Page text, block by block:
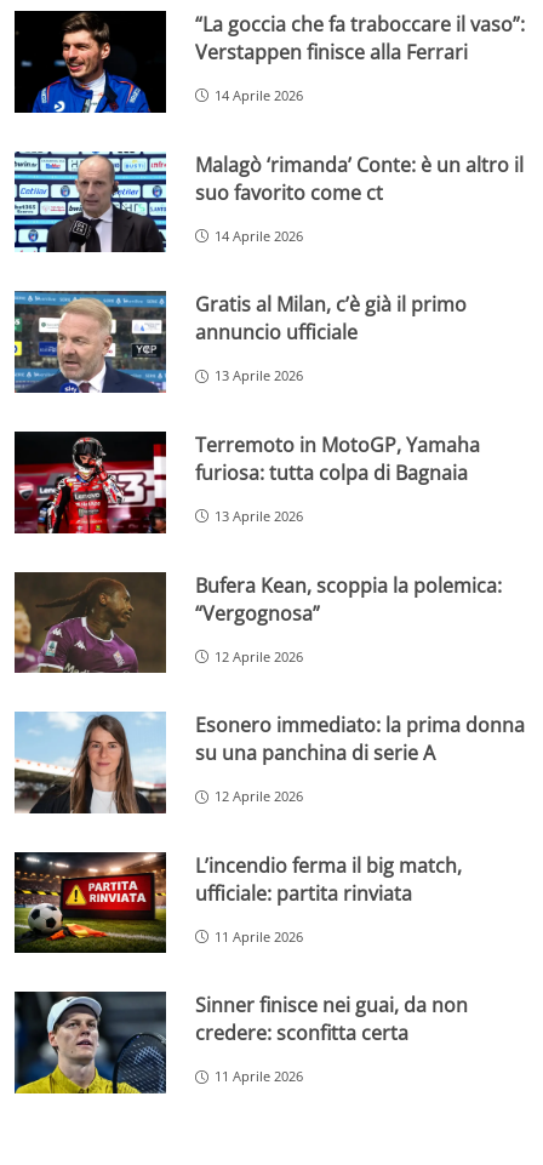
“La goccia che fa traboccare il vaso”:
Verstappen finisce alla Ferrari
14 Aprile 2026
Malagò ‘rimanda’ Conte: è un altro il
suo favorito come ct
14 Aprile 2026
Gratis al Milan, c’è già il primo
annuncio ufficiale
13 Aprile 2026
Terremoto in MotoGP, Yamaha
furiosa: tutta colpa di Bagnaia
13 Aprile 2026
Bufera Kean, scoppia la polemica:
“Vergognosa”
12 Aprile 2026
Esonero immediato: la prima donna
su una panchina di serie A
12 Aprile 2026
L’incendio ferma il big match,
ufficiale: partita rinviata
11 Aprile 2026
Sinner finisce nei guai, da non
credere: sconfitta certa
11 Aprile 2026